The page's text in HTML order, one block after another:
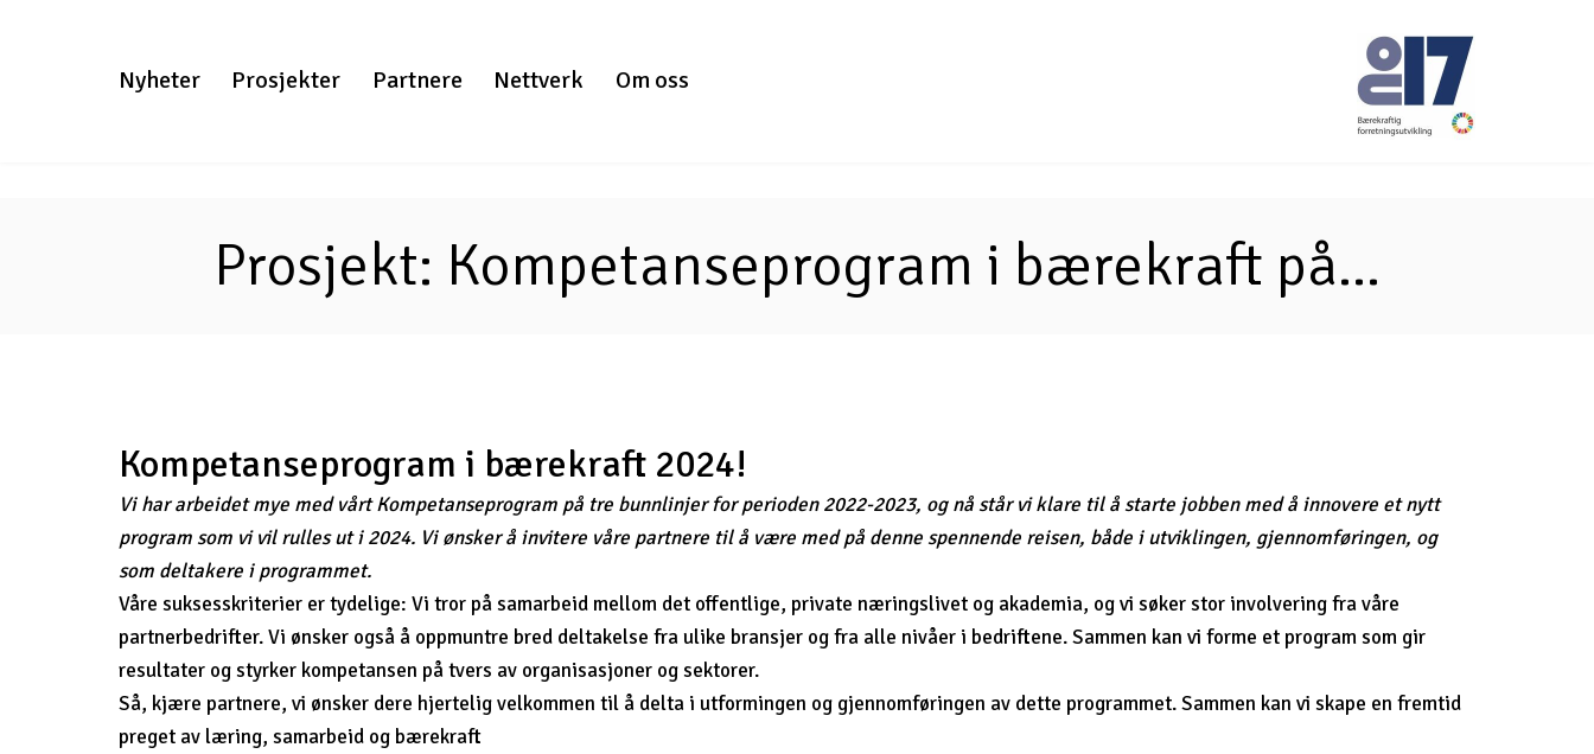
Nyheter Prosjekter Partnere Nettverk Om oss
Prosjekt: Kompetanseprogram i bærekraft på...
Kompetanseprogram i bærekraft 2024!
Vi har arbeidet mye med vårt Kompetanseprogram på tre bunnlinjer for perioden 2022-2023, og nå står vi klare til å starte jobben med å innovere et nytt
program som vi vil rulles ut i 2024. Vi ønsker å invitere våre partnere til å være med på denne spennende reisen, både i utviklingen, gjennomføringen, og
som deltakere i programmet.
Våre suksesskriterier er tydelige: Vi tror på samarbeid mellom det offentlige, private næringslivet og akademia, og vi søker stor involvering fra våre
partnerbedrifter. Vi ønsker også å oppmuntre bred deltakelse fra ulike bransjer og fra alle nivåer i bedriftene. Sammen kan vi forme et program som gir
resultater og styrker kompetansen på tvers av organisasjoner og sektorer.
Så, kjære partnere, vi ønsker dere hjertelig velkommen til å delta i utformingen og gjennomføringen av dette programmet. Sammen kan vi skape en fremtid
preget av læring, samarbeid og bærekraft